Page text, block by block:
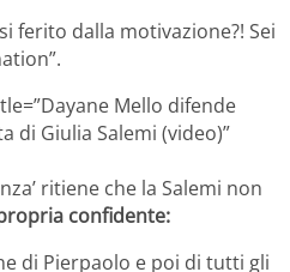
ferito dalla motivazione?! Sei
Mello difende
di Giulia Salemi (video)”
ritiene che la Salemi non
confidente:
di Pierpaolo e poi di tutti gli